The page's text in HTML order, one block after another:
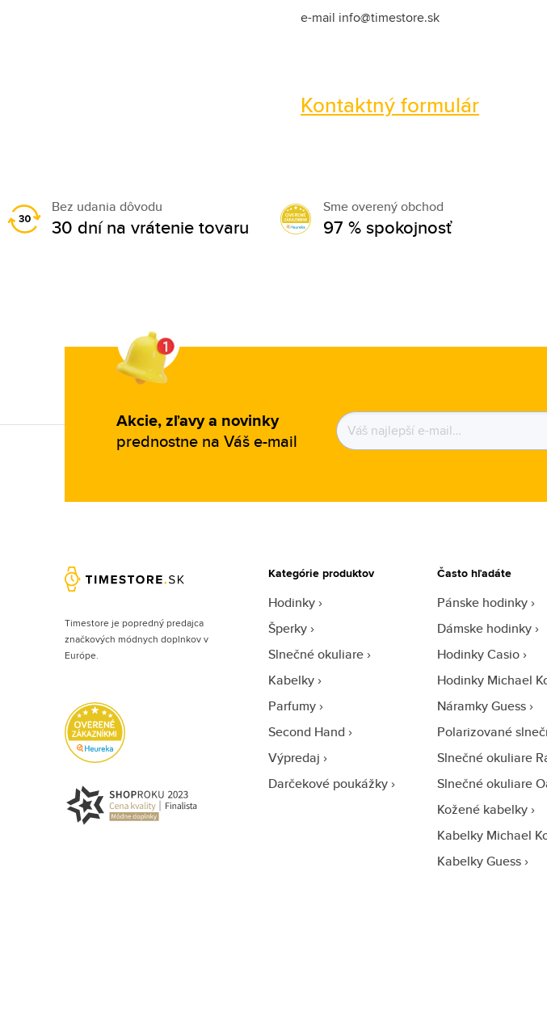
e-mail info@timestore.sk
Kontaktný formulár
Bez udania dôvodu
30 dní na vrátenie tovaru
Sme overený obchod
97 % spokojnosť
Akcie, zľavy a novinky
prednostne na Váš e-mail
Timestore je popredný predajca
značkových módnych doplnkov v
Európe.
Kategórie produktov
Hodinky
Šperky
Slnečné okuliare
Kabelky
Parfumy
Second Hand
Výpredaj
Darčekové poukážky
Často hľadáte
Pánske hodinky
Dámske hodinky
Hodinky Casio
Hodinky Michael
Náramky Guess
Polarizované
Slnečné okuliare
Slnečné okuliare
Kožené kabelky
Kabelky Michael
Kabelky Guess